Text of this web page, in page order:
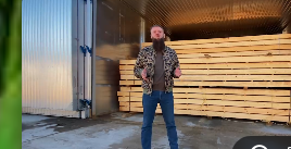
изменить на
Строим